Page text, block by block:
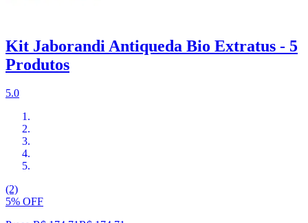
Kit Jaborandi Antiqueda Bio Extratus - 5
Produtos
5.0
(2)
5% OFF